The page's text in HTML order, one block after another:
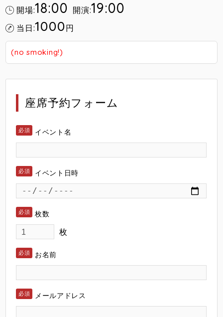
開場:18:00 開演:19:00
当日:1000円
(no smoking!)
座席予約フォーム
イベント名
イベント日時
枚数
枚
お名前
メールアドレス